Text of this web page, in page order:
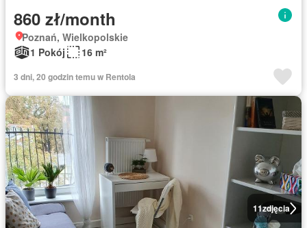
860 zł/month
Poznań, Wielkopolskie
1 Pokój
16 m²
3 dni, 20 godzin temu w Rentola
11zdjęcia